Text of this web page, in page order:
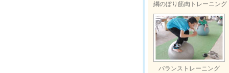
綱のぼり筋肉トレーニング
バランストレーニング